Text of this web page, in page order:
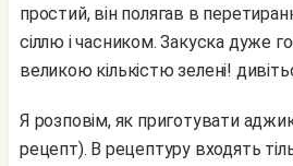
простий, він полягав в
сіллю і часником. Закуска дуже
великою кількістю зелені!
Я розповім, як приготувати аджики (класичний
рецепт). В рецептуру входять